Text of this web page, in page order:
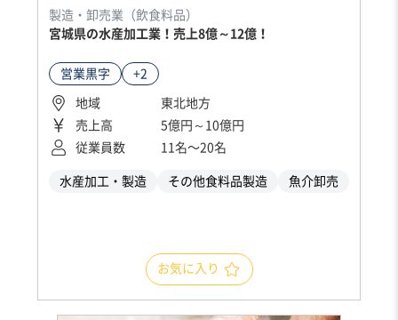
製造・卸売業（飲食料品）
宮城県の水産加工業！売上8億～12億！
営業黒字 +2
地域
東北地方
売上高
5億円～10億円
従業員数
11名〜20名
水産加工・製造 その他食料品製造 魚介卸売
お気に入り